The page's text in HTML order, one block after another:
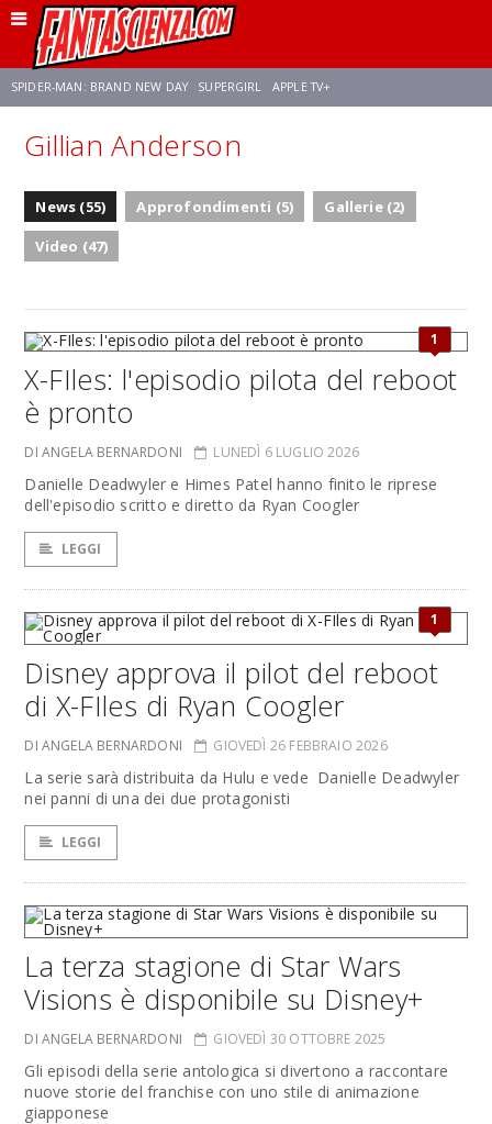
SPIDER-MAN: BRAND NEW DAY SUPERGIRL APPLE TV+
FRANCO RICCIARDIELLO ZENDAYA STAR TREK
NETFLIX SADIE SINK
Gillian Anderson
News (55) Approfondimenti (5)
Gallerie (2)
Video (47)
1
X-FIles: l'episodio pilota del reboot
è pronto
DI ANGELA BERNARDONI LUNEDÌ 6 LUGLIO 2026
Danielle Deadwyler e Himes Patel hanno finito le riprese
dell'episodio scritto e diretto da Ryan Coogler
LEGGI
1
Disney approva il pilot del reboot
di X-FIles di Ryan Coogler
DI ANGELA BERNARDONI GIOVEDÌ 26 FEBBRAIO 2026
La serie sarà distribuita da Hulu e vede Danielle Deadwyler
nei panni di una dei due protagonisti
LEGGI
La terza stagione di Star Wars
Visions è disponibile su Disney+
DI ANGELA BERNARDONI GIOVEDÌ 30 OTTOBRE 2025
Gli episodi della serie antologica si divertono a raccontare
nuove storie del franchise con uno stile di animazione
giapponese